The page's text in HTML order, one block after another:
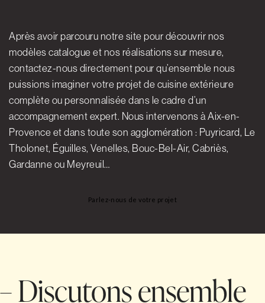
Après avoir parcouru notre site pour découvrir nos
modèles catalogue et nos réalisations sur mesure,
contactez-nous directement pour qu’ensemble nous
puissions imaginer votre projet de cuisine extérieure
complète ou personnalisée dans le cadre d’un
accompagnement expert. Nous intervenons à Aix-en-
Provence et dans toute son agglomération : Puyricard, Le
Tholonet, Éguilles, Venelles, Bouc-Bel-Air, Cabriès,
Gardanne ou Meyreuil…
Parlez-nous de votre projet
– Discutons ensemble